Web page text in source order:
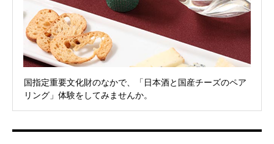
国指定重要文化財のなかで、「日本酒と国産チーズのペア
リング」体験をしてみませんか。